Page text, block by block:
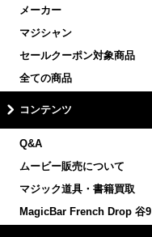
メーカー
マジシャン
セールクーポン対象商品
全ての商品
コンテンツ
Q&A
ムービー販売について
マジック道具・書籍買取
MagicBar French Drop 谷9